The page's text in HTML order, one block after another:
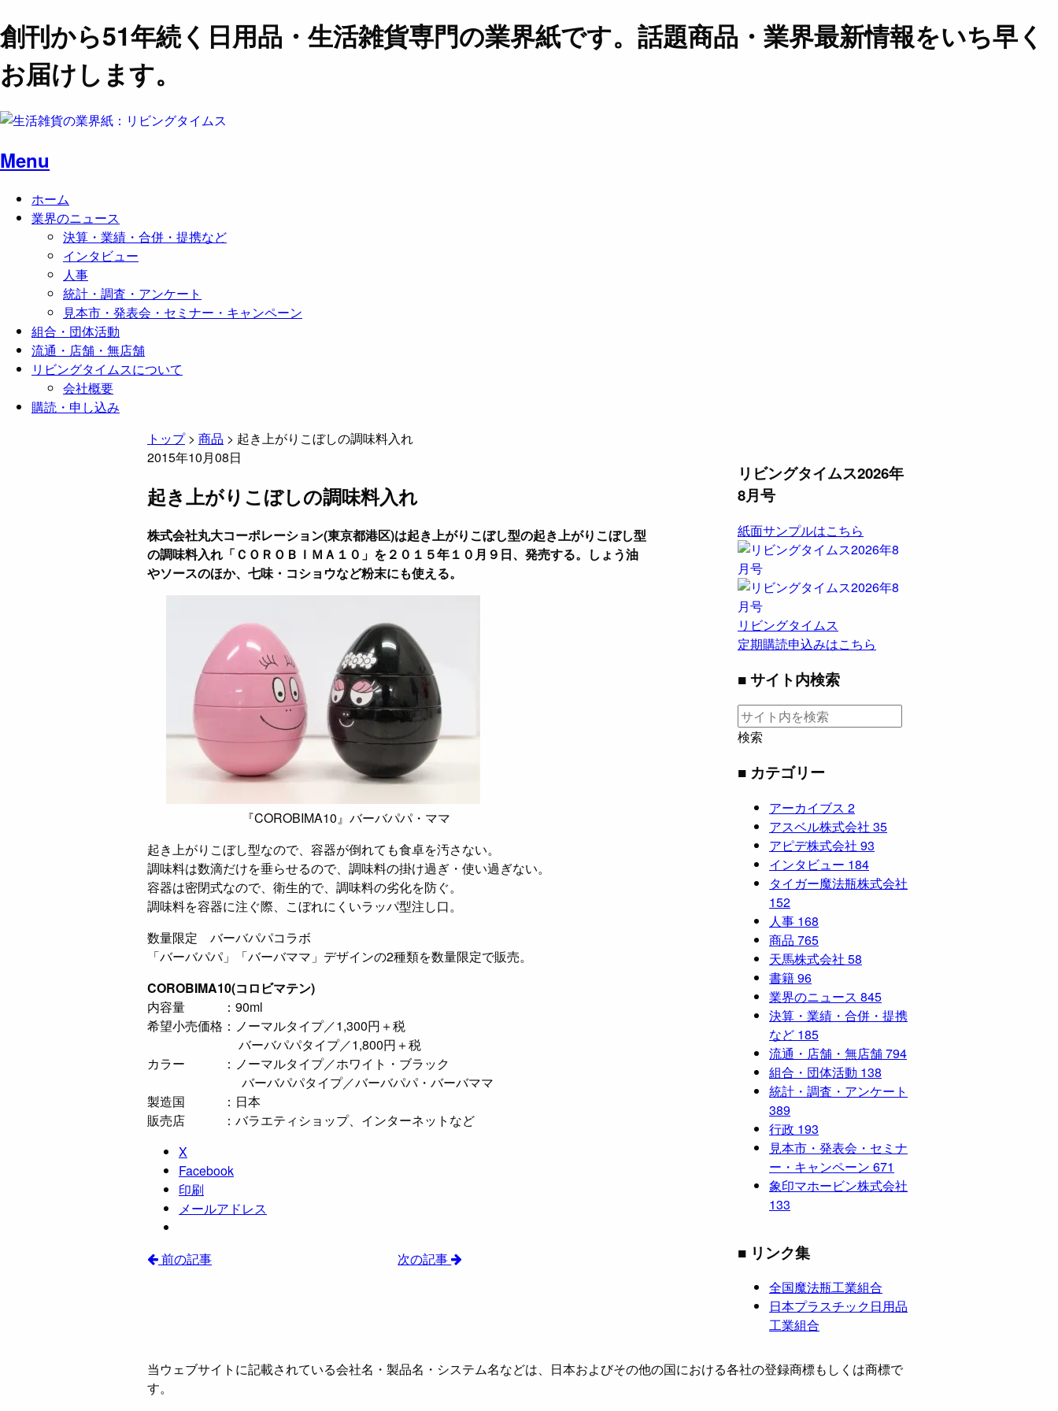
創刊から51年続く日用品・生活雑貨専門の業界紙です。話題商品・業界最新情報をいち早く
お届けします。
Menu
ホーム
業界のニュース
決算・業績・合併・提携など
インタビュー
人事
統計・調査・アンケート
見本市・発表会・セミナー・キャンペーン
組合・団体活動
流通・店舗・無店舗
リビングタイムスについて
会社概要
購読・申し込み
トップ> 商品 > 起き上がりこぼしの調味料入れ
2015年10月08日
起き上がりこぼしの調味料入れ
株式会社丸大コーポレーション(東京都港区)は起き上がりこぼし型の起き上がりこぼし型
の調味料入れ「ＣＯＲＯＢＩＭＡ１０」を２０１５年１０月９日、発売する。しょう油
やソースのほか、七味・コショウなど粉末にも使える。
『COROBIMA10』バーバパパ・ママ
起き上がりこぼし型なので、容器が倒れても食卓を汚さない。
調味料は数滴だけを垂らせるので、調味料の掛け過ぎ・使い過ぎない。
容器は密閉式なので、衛生的で、調味料の劣化を防ぐ。
調味料を容器に注ぐ際、こぼれにくいラッパ型注し口。
数量限定 バーバパパコラボ
「バーバパパ」「バーバママ」デザインの2種類を数量限定で販売。
COROBIMA10(コロビマテン)
内容量 ：90ml
希望小売価格：ノーマルタイプ／1,300円＋税
バーバパパタイプ／1,800円＋税
カラー ：ノーマルタイプ／ホワイト・ブラック
バーバパパタイプ／バーバパパ・バーバママ
製造国 ：日本
販売店 ：バラエティショップ、インターネットなど
X
Facebook
印刷
メールアドレス
前の記事 次の記事
リビングタイムス2026年
8月号
紙面サンプルはこちら
リビングタイムス
定期購読申込みはこちら
■ サイト内検索
検索
■ カテゴリー
アーカイブス 2
アスベル株式会社 35
アピデ株式会社 93
インタビュー 184
タイガー魔法瓶株式会社
152
人事 168
商品 765
天馬株式会社 58
書籍96
業界のニュース 845
決算・業績・合併・提携
など 185
流通・店舗・無店舗794
組合・団体活動 138
統計・調査・アンケート
389
行政 193
見本市・発表会・セミナ
ー・キャンペーン 671
象印マホービン株式会社
133
■ リンク集
全国魔法瓶工業組合
日本プラスチック日用品
工業組合
当ウェブサイトに記載されている会社名・製品名・システム名などは、日本およびその他の国における各社の登録商標もしくは商標で
す。